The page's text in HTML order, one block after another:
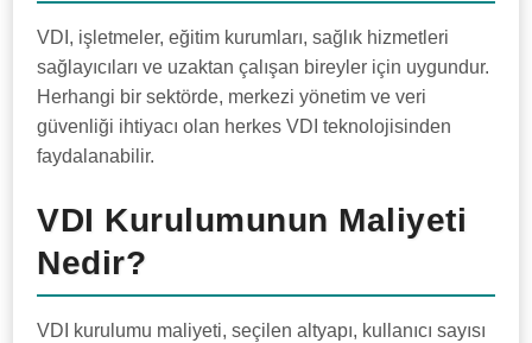
VDI, işletmeler, eğitim kurumları, sağlık hizmetleri
sağlayıcıları ve uzaktan çalışan bireyler için uygundur.
Herhangi bir sektörde, merkezi yönetim ve veri
güvenliği ihtiyacı olan herkes VDI teknolojisinden
faydalanabilir.
VDI Kurulumunun Maliyeti
Nedir?
VDI kurulumu maliyeti, seçilen altyapı, kullanıcı sayısı